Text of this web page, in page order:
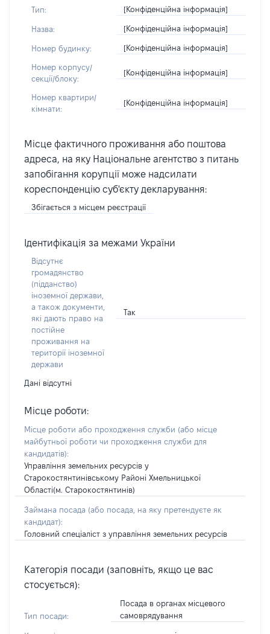
Тип: [Конфіденційна інформація]
Назва: [Конфіденційна інформація]
Номер будинку: [Конфіденційна інформація]
Номер корпусу/
секції/блоку:
[Конфіденційна інформація]
Номер квартири/
кімнати:
[Конфіденційна інформація]
Місце фактичного проживання або поштова
адреса, на яку Національне агентство з питань
запобігання корупції може надсилати
кореспонденцію суб'єкту декларування:
Збігається з місцем реєстрації
Ідентифікація за межами України
Відсутнє
громадянство
(підданство)
іноземної держави,
а також документи,
які дають право на
постійне
проживання на
території іноземної
держави
Так
Дані відсутні
Місце роботи:
Місце роботи або проходження служби (або місце
майбутньої роботи чи проходження служби для
кандидатів):
Управління земельних ресурсів у
Старокостянтинівському Районі Хмельницької
Області(м. Старокостянтинів)
Займана посада (або посада, на яку претендуєте як
кандидат):
Головний спеціаліст з управління земельних ресурсів
Категорія посади (заповніть, якщо це вас
стосується):
Тип посади:
Посада в органах місцевого
самоврядування